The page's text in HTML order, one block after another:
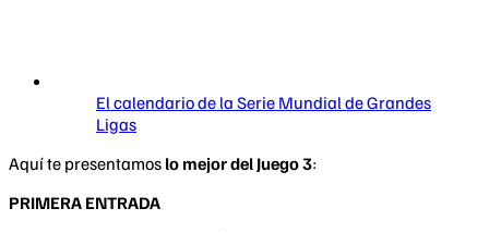
El calendario de la Serie Mundial de Grandes
Ligas
​Aquí te presentamos lo mejor del Juego 3:
PRIMERA ENTRADA